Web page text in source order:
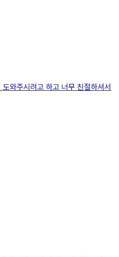
와주시려고 하고 너무 친절하셔서